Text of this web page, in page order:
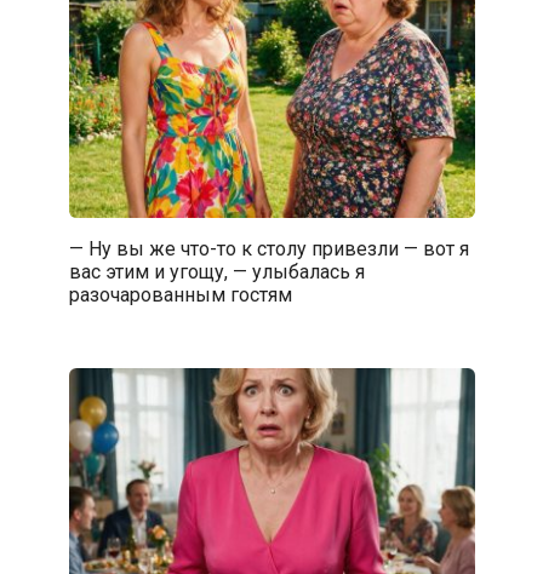
— Ну вы же что-то к столу привезли — вот я
вас этим и угощу, — улыбалась я
разочарованным гостям